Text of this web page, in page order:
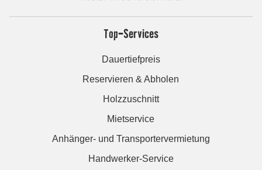
Top-Services
Dauertiefpreis
Reservieren & Abholen
Holzzuschnitt
Mietservice
Anhänger- und Transportervermietung
Handwerker-Service